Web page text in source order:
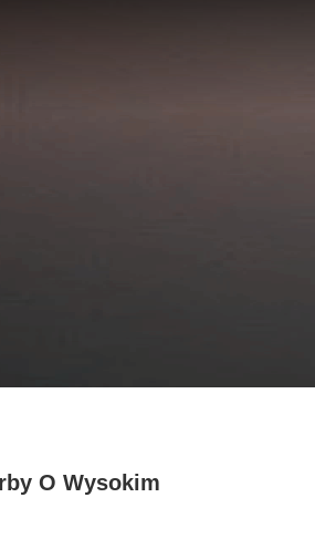
O Wysokim